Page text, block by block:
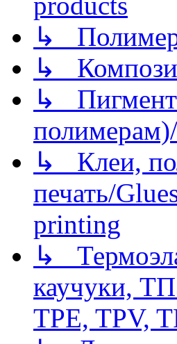
↳
↳
↳
↳ Клеи,
печать/
printing
↳
каучуки,
TPE, TPV,